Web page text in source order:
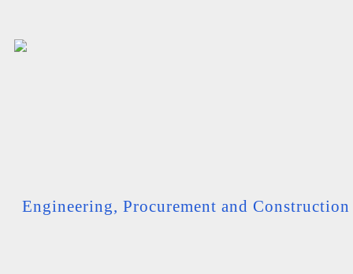
Engineering, Procurement and Construction